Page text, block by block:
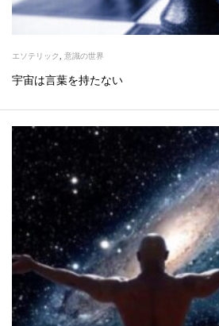
エソテリック, 意識の世界
宇宙は言葉を持たない